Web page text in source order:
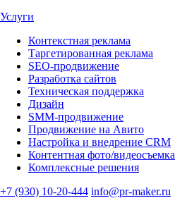
Услуги
Контекстная реклама
Таргетированная реклама
SEO-продвижение
Разработка сайтов
Техническая поддержка
Дизайн
SMM-продвижение
Продвижение на Авито
Настройка и внедрение CRM
Контентная фото/видеосъемка
Комплексные решения
+7 (930) 10-20-444 info@pr-maker.ru